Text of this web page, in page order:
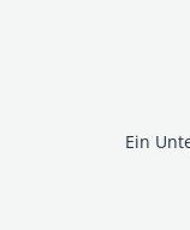
Ein